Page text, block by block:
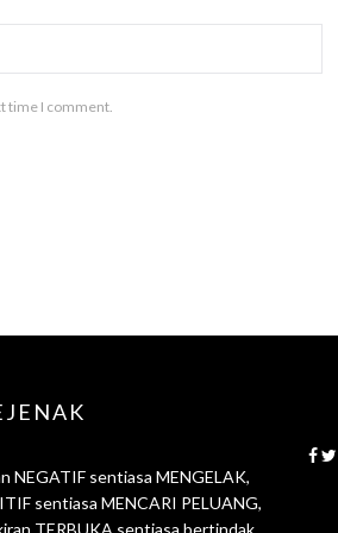
time I comment.
NEGATIF sentiasa MENGELAK,
sentiasa MENCARI PELUANG,
TERBUKA sentiasa bertindak